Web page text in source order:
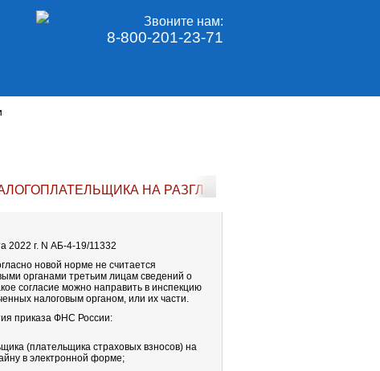
Звоните нам:
8-800-201-23-71
НА РАЗГЛАШЕНИЕ НАЛОГОВОЙ
2022 г. N АБ-4-19/11332
новой норме не считается
органами третьим лицам сведений о
согласие можно направить в инспекцию
налоговым органом, или их части.
приказа ФНС России:
(плательщика страховых взносов) на
в электронной форме;